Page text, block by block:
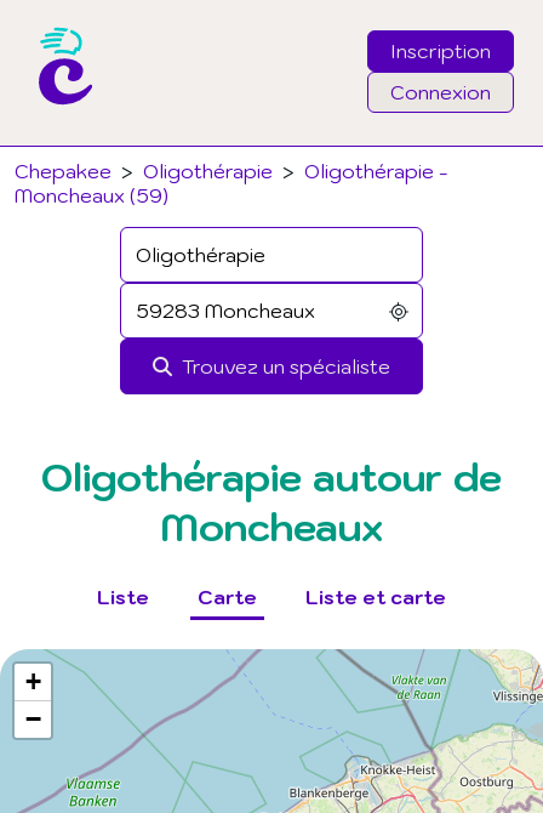
Inscription
Connexion
Chepakee > Oligothérapie > Oligothérapie -
Moncheaux (59)
Trouvez un spécialiste
Email
Mot de passe
J'ai oublié mon mot de passe
Connexion
Oligothérapie autour de
Moncheaux
Liste Carte Liste et carte
+
−